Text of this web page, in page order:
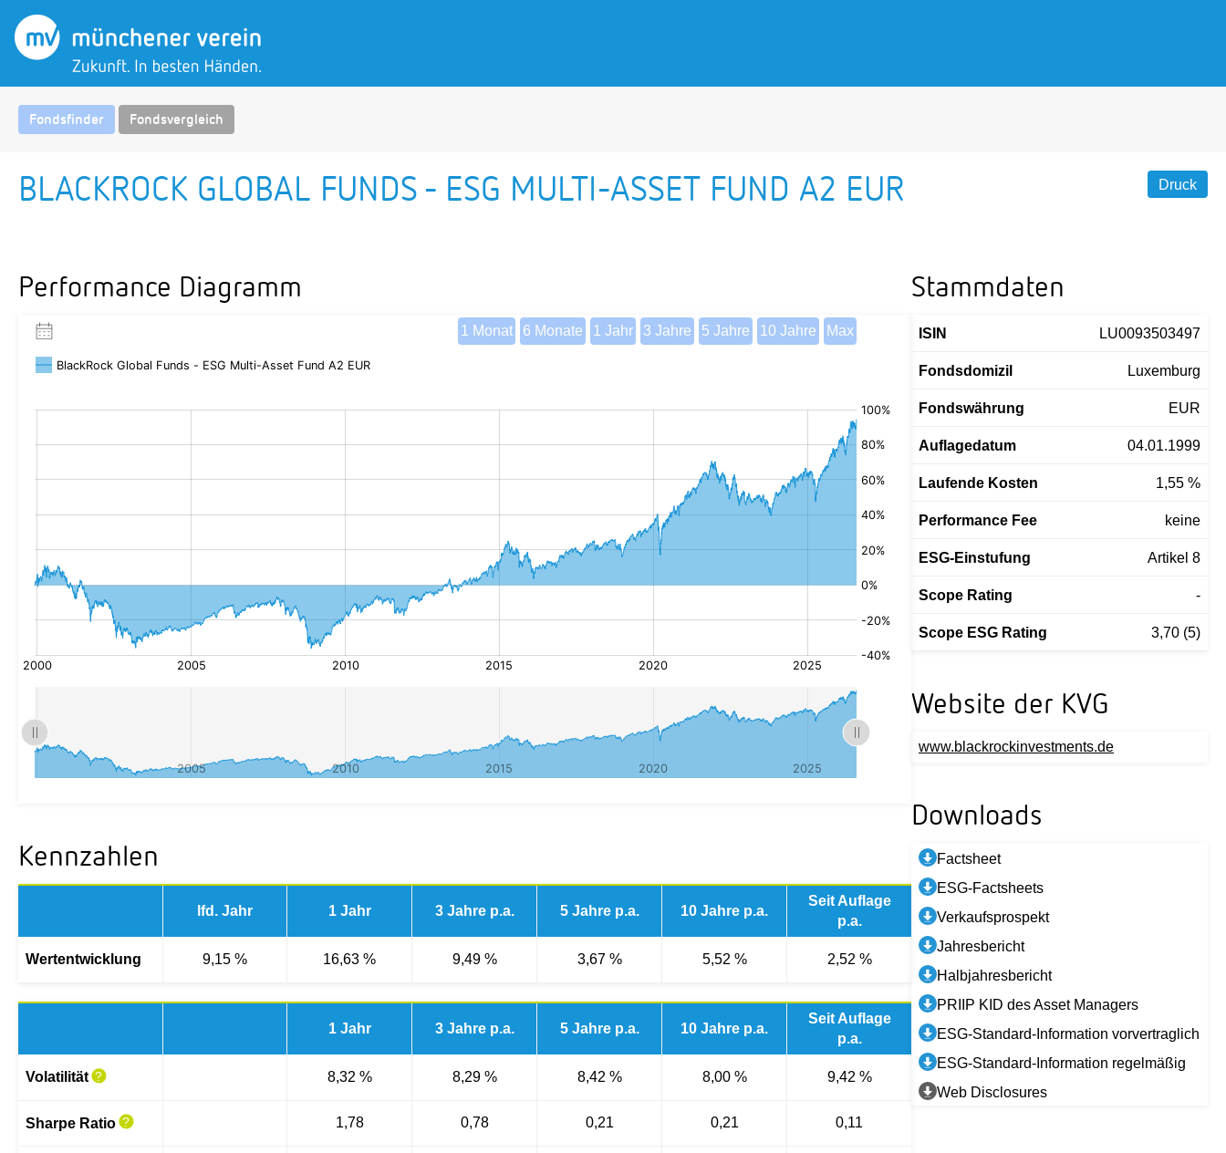
Fondsfinder Fondsvergleich
BLACKROCK GLOBAL FUNDS - ESG MULTI-ASSET FUND A2 EUR Druck
Performance Diagramm
1 Monat 6 Monate 1 Jahr 3 Jahre 5 Jahre 10 Jahre Max
Kennzahlen
lfd. Jahr 1 Jahr 3 Jahre p.a. 5 Jahre p.a. 10 Jahre p.a.
Seit Auflage
p.a.
Wertentwicklung 9,15 % 16,63 % 9,49 % 3,67 % 5,52 % 2,52 %
1 Jahr 3 Jahre p.a. 5 Jahre p.a. 10 Jahre p.a.
Seit Auflage
p.a.
Volatilität 8,32 % 8,29 % 8,42 % 8,00 % 9,42 %
Sharpe Ratio 1,78 0,78 0,21 0,21 0,11
Stammdaten
ISIN LU0093503497
Fondsdomizil Luxemburg
Fondswährung EUR
Auflagedatum 04.01.1999
Laufende Kosten 1,55 %
Performance Fee keine
ESG-Einstufung Artikel 8
Scope Rating -
Scope ESG Rating 3,70 (5)
Website der KVG
www.blackrockinvestments.de
Downloads
Factsheet
ESG-Factsheets
Verkaufsprospekt
Jahresbericht
Halbjahresbericht
PRIIP KID des Asset Managers
ESG-Standard-Information vorvertraglich
ESG-Standard-Information regelmäßig
Web Disclosures